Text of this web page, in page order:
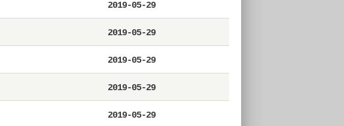
2019-05-29
2019-05-29
2019-05-29
2019-05-29
2019-05-29